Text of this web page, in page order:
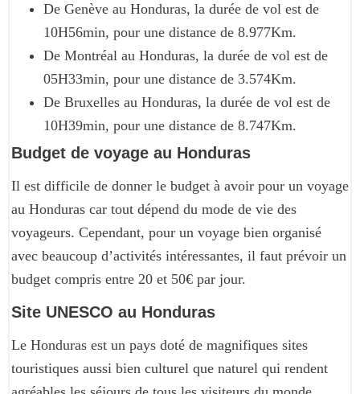
De Genève au Honduras, la durée de vol est de
10H56min, pour une distance de 8.977Km.
De Montréal au Honduras, la durée de vol est de
05H33min, pour une distance de 3.574Km.
De Bruxelles au Honduras, la durée de vol est de
10H39min, pour une distance de 8.747Km.
Budget de voyage au Honduras
Il est difficile de donner le budget à avoir pour un voyage
au Honduras car tout dépend du mode de vie des
voyageurs. Cependant, pour un voyage bien organisé
avec beaucoup d’activités intéressantes, il faut prévoir un
budget compris entre 20 et 50€ par jour.
Site UNESCO au Honduras
Le Honduras est un pays doté de magnifiques sites
touristiques aussi bien culturel que naturel qui rendent